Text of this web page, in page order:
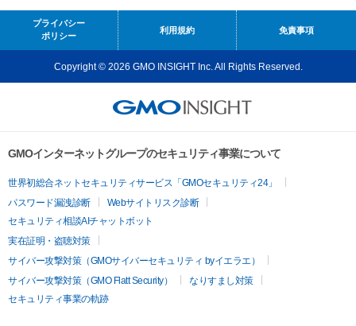
プライバシー
ポリシー
利用規約 免責事項
Copyright © 2026 GMO INSIGHT Inc. All Rights Reserved.
GMOインターネットグループのセキュリティ事業について
世界初総合ネットセキュリティサービス「GMOセキュリティ24」
パスワード漏洩診断
Webサイトリスク診断
セキュリティ相談AIチャットボット
実在証明・盗聴対策
サイバー攻撃対策（GMOサイバーセキュリティ byイエラエ）
サイバー攻撃対策（GMO Flatt Security）
なりすまし対策
セキュリティ事業の軌跡